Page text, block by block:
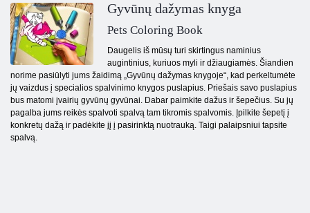
Gyvūnų dažymas knyga
Pets Coloring Book
Daugelis iš mūsų turi skirtingus naminius
augintinius, kuriuos myli ir džiaugiamės. Šiandien
norime pasiūlyti jums žaidimą „Gyvūnų dažymas knygoje“, kad perkeltumėte
jų vaizdus į specialios spalvinimo knygos puslapius. Priešais savo puslapius
bus matomi įvairių gyvūnų gyvūnai. Dabar paimkite dažus ir šepečius. Su jų
pagalba jums reikės spalvoti spalvą tam tikromis spalvomis. Įpilkite šepetį į
konkretų dažą ir padėkite jį į pasirinktą nuotrauką. Taigi palaipsniui tapsite
spalvą.